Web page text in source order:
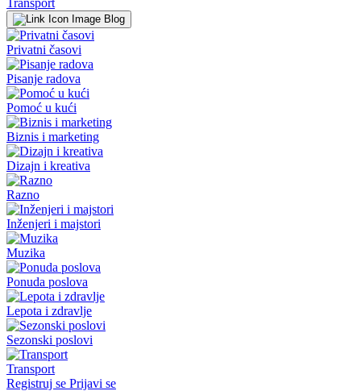
Transport
Blog
Privatni časovi
Pisanje radova
Pomoć u kući
Biznis i marketing
Dizajn i kreativa
Razno
Inženjeri i majstori
Muzika
Ponuda poslova
Lepota i zdravlje
Sezonski poslovi
Transport
Registruj se Prijavi se